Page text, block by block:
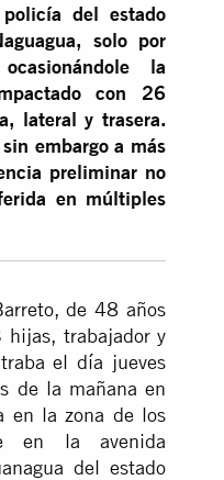
del estado
solo por
la
con 26
lateral y trasera.
embargo a más
preliminar no
en múltiples
de 48 años
hijas, trabajador y
el día jueves
de la mañana en
en la zona de los
en la avenida
del estado